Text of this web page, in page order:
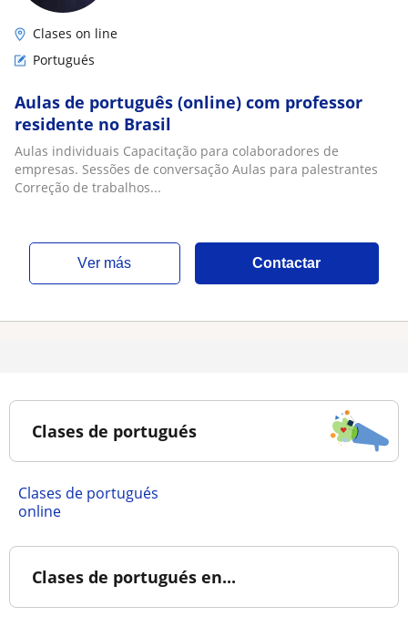
Clases on line
Portugués
Aulas de português (online) com professor
residente no Brasil
Aulas individuais Capacitação para colaboradores de
empresas. Sessões de conversação Aulas para palestrantes
Correção de trabalhos...
ver más Contactar
Clases de portugués
Clases de portugués
online
Clases de portugués en...